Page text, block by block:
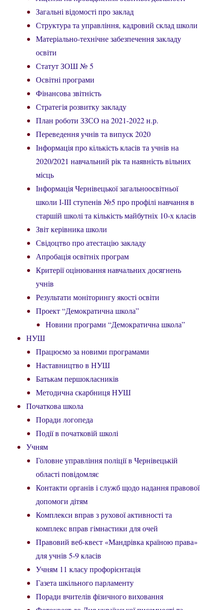
Загальні відомості про заклад
Структура та управління, кадровий склад школи
Матеріально-технічне забезпечення закладу
освіти
Статут ЗОШ № 5
Освітні програми
Фінансова звітність
Стратегія розвитку закладу
План роботи ЗЗСО на 2021-2022 н.р.
Переведення учнів та випуск 2020
Інформація про кількість класів та учнів на
2020/2021 навчальний рік та наявність вільних
місць
Інформація Чернівецької загальноосвітньої
школи І-ІІІ ступенів №5 про профілі навчання в
старшій школі та кількість майбутніх 10-х класів
Звіт керівника школи
Свідоцтво про атестацію закладу
Апробація освітніх програм
Критерії оцінювання навчальних досягнень
учнів
Результати моніторингу якості освіти
Проект “Демократична школа”
Новини програми “Демократична школа”
НУШ
Працюємо за новими програмами
Наставництво в НУШ
Батькам першокласників
Методична скарбниця НУШ
Початкова школа
Поради логопеда
Події в початковій школі
Учням
Головне управління поліції в Чернівецькій
області повідомляє
Контакти органів і служб щодо надання правової
допомоги дітям
Комплекси вправ з рухової активності та
комплекс вправ гімнастики для очей
Правовий веб-квест «Мандрівка країною права»
для учнів 5-9 класів
Учням 11 класу профорієнтація
Газета шкільного парламенту
Поради вчителів фізичного виховання